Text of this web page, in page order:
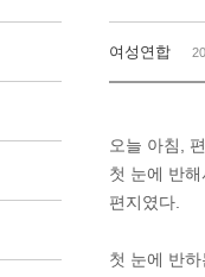
여성연합
오늘 아침,
첫 눈에 반
편지였다.
첫 눈에 반